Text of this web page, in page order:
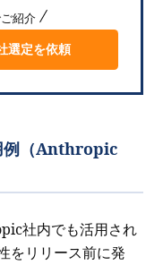
紹介
選定を依頼
例（Anthropic
社内でも活用され
をリリース前に発